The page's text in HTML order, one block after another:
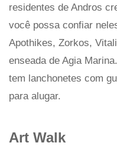
residentes de Andros
você possa confiar
Apothikes, Zorkos,
enseada de Agia
tem lanchonetes com
para alugar.
Art Walk